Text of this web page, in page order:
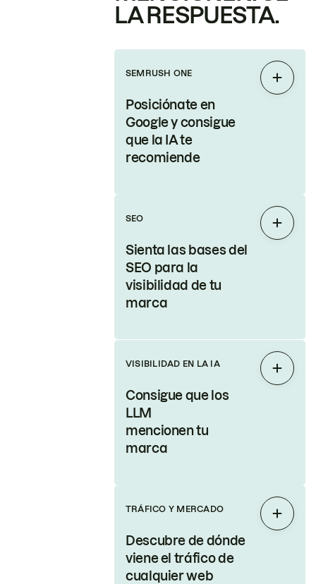
LA RESPUESTA.
SEMRUSH ONE
Posiciónate en
Google y consigue
que la IA te
recomiende
SEO
Sienta las bases del
SEO para la
visibilidad de tu
marca
VISIBILIDAD EN LA IA
Consigue que los
LLM
mencionen tu
marca
TRÁFICO Y MERCADO
Descubre de dónde
viene el tráfico de
cualquier web